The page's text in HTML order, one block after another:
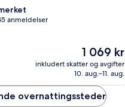
anmeldelser
Prisen
1 069 kr
1 069 kr
inkludert skatter og avgifter
10. aug.–11. aug.
overnattingssteder